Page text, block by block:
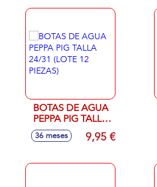
BOTAS DE AGUA
PEPPA PIG TALLA
24/31 (LOTE 12
PIEZAS)
36 meses 9,95 €